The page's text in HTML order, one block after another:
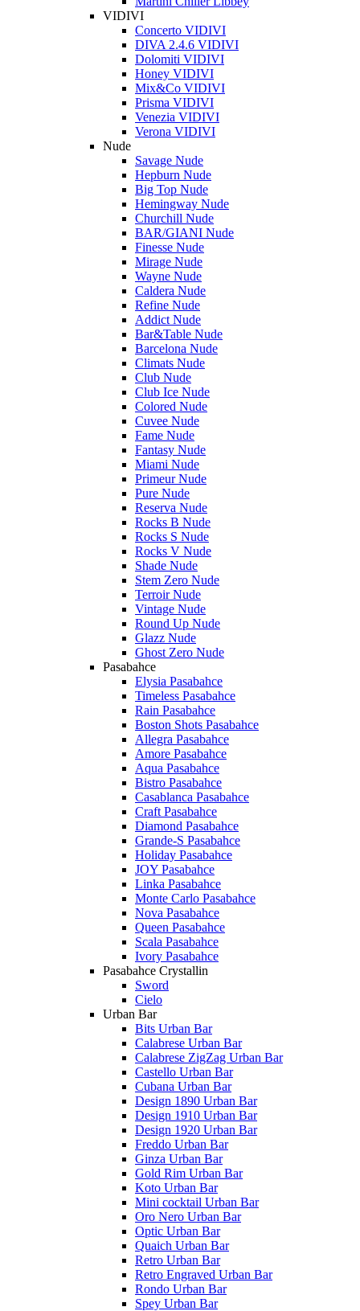
VIDIVI
Concerto VIDIVI
DIVA 2.4.6 VIDIVI
Dolomiti VIDIVI
Honey VIDIVI
Mix&Co VIDIVI
Prisma VIDIVI
Venezia VIDIVI
Verona VIDIVI
Nude
Savage Nude
Hepburn Nude
Big Top Nude
Hemingway Nude
Churchill Nude
BAR/GIANI Nude
Finesse Nude
Mirage Nude
Wayne Nude
Caldera Nude
Refine Nude
Addict Nude
Bar&Table Nude
Barcelona Nude
Climats Nude
Club Nude
Club Ice Nude
Colored Nude
Cuvee Nude
Fame Nude
Fantasy Nude
Miami Nude
Primeur Nude
Pure Nude
Reserva Nude
Rocks B Nude
Rocks S Nude
Rocks V Nude
Shade Nude
Stem Zero Nude
Terroir Nude
Vintage Nude
Round Up Nude
Glazz Nude
Ghost Zero Nude
Pasabahce
Elysia Pasabahce
Timeless Pasabahce
Rain Pasabahce
Boston Shots Pasabahce
Allegra Pasabahce
Amore Pasabahce
Aqua Pasabahce
Bistro Pasabahce
Casablanca Pasabahce
Craft Pasabahce
Diamond Pasabahce
Grande-S Pasabahce
Holiday Pasabahce
JOY Pasabahce
Linka Pasabahce
Monte Carlo Pasabahce
Nova Pasabahce
Queen Pasabahce
Scala Pasabahce
Ivory Pasabahce
Pasabahce Crystallin
Sword
Cielo
Urban Bar
Bits Urban Bar
Calabrese Urban Bar
Calabrese ZigZag Urban Bar
Castello Urban Bar
Cubana Urban Bar
Design 1890 Urban Bar
Design 1910 Urban Bar
Design 1920 Urban Bar
Freddo Urban Bar
Ginza Urban Bar
Gold Rim Urban Bar
Koto Urban Bar
Mini cocktail Urban Bar
Oro Nero Urban Bar
Optic Urban Bar
Quaich Urban Bar
Retro Urban Bar
Retro Engraved Urban Bar
Rondo Urban Bar
Spey Urban Bar